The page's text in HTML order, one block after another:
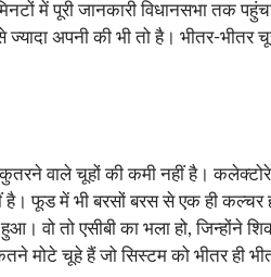
पूरी जानकारी विधानसभा तक
अपनी की भी तो है। भीतर-भीतर
वाले चूहों की कमी नहीं है।
फूड में भी बरसों बरस से एक ही कल्चर
वो तो एसीबी का भला हो, जिन्होंने
मोटे चूहे हैं जो सिस्टम को भीतर